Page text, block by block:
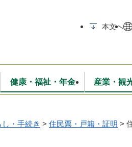
本文へ
無線 消防・救急
学校・教育
健康・福祉・年金
保険・年金
産業・観
入札・契約
いて 統計情報
し・手続き > 住民票・戸籍・証明 >